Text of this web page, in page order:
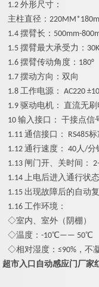
1.2 外形尺寸：
主柱直径： 220MM*180
1.4 摆臂长 ： 500mm-800
1.5 摆臂最大承受力 ：
1.6 摆臂传动角度 ： 180°
1.7 摆动方向：双向
1.8 工作电源 ： AC220
1.9 驱动电机 ： 直流无刷
10 输入接口 ： 干接点信
1.11 通信接口 ： RS485标
1.12 通行速度 ： 40人/分
1.13 闸门开、关时间 ： 2-
1.14 上电后进入通行状
1.15 出现故障后的自动
1.16 工作环境：
◇室内、室外（阴棚）
◇温度 ： -10℃—— 50℃
◇相对湿度 ： ≤90% ，不
超市入口自动感应门厂家